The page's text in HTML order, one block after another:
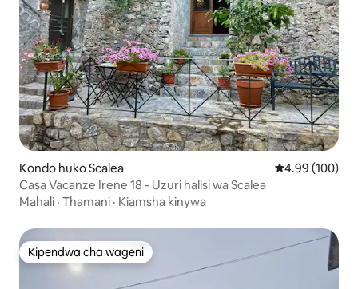
Kondo huko Scalea Ukadiriaji wa
4.99 (100)
Casa Vacanze Irene 18 - Uzuri halisi wa Scalea
Mahali · Thamani · Kiamsha kinywa
Kipendwa cha wageni
Kipendwa cha wageni